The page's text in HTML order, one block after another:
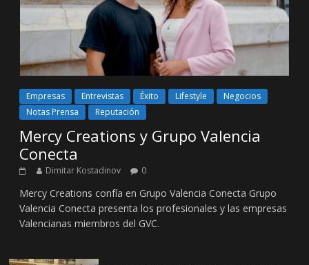
Empresas Entrevistas Éxito Lifestyle
Negocios
Notas Prensa
Reputación
Mercy Creations y Grupo Valencia
Conecta
Dimitar Kostadinov 0
Mercy Creations confía en Grupo Valencia Conecta Grupo
Valencia Conecta presenta los profesionales y las empresas
Valencianas miembros del GVC.